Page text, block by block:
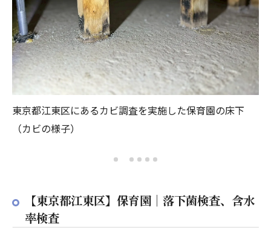
東京都江東区にあるカビ調査を実施した保育園の床下
（カビの様子）
【東京都江東区】保育園｜落下菌検査、含水
率検査